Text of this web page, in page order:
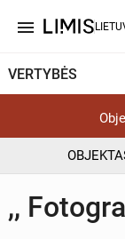
menu
VERTYBĖS
,,